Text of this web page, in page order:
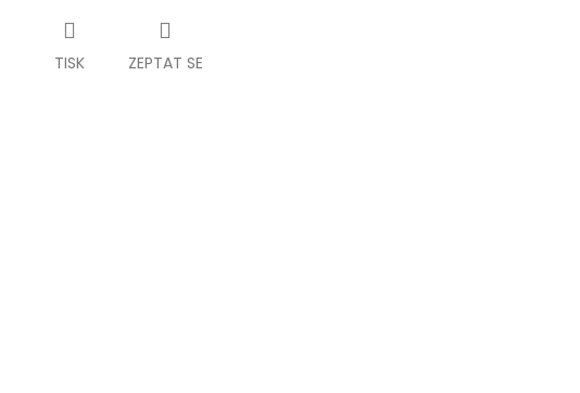
TISK ZEPTAT SE